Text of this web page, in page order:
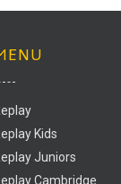
Kids
Juniors
Cambridge